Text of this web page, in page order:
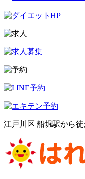
江戸川区 船堀駅から